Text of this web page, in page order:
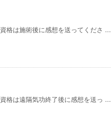
格は施術後に感想を送ってくださ ...
格は遠隔気功終了後に感想を送っ ...